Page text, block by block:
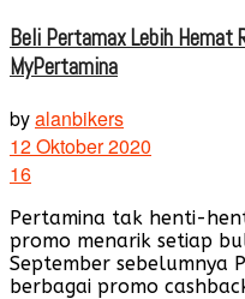
Beli Pertamax Lebih
MyPertamina
byalanbikers
12 Oktober 2020
16
Pertamina tak henti-
promo menarik setiap
September sebelumnya
berbagai promo